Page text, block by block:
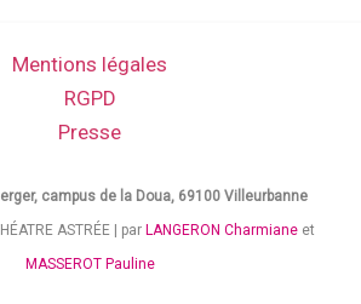
Mentions légales
RGPD
Presse
campus de la Doua, 69100 Villeurbanne
ASTRÉE | par LANGERON Charmiane et
MASSEROT Pauline